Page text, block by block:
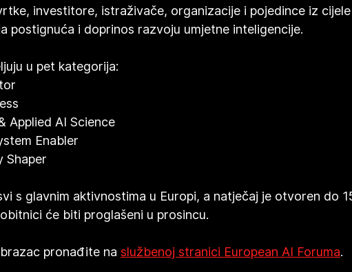
investitore, istraživače, organizacije i pojedince iz
postignuća i doprinos razvoju umjetne inteligencije.
u pet kategorija:
& Applied AI Science
Enabler
Shaper
s glavnim aktivnostima u Europi, a natječaj je otvoren do
će biti proglašeni u prosincu.
pronađite na službenoj stranici European AI Foruma.